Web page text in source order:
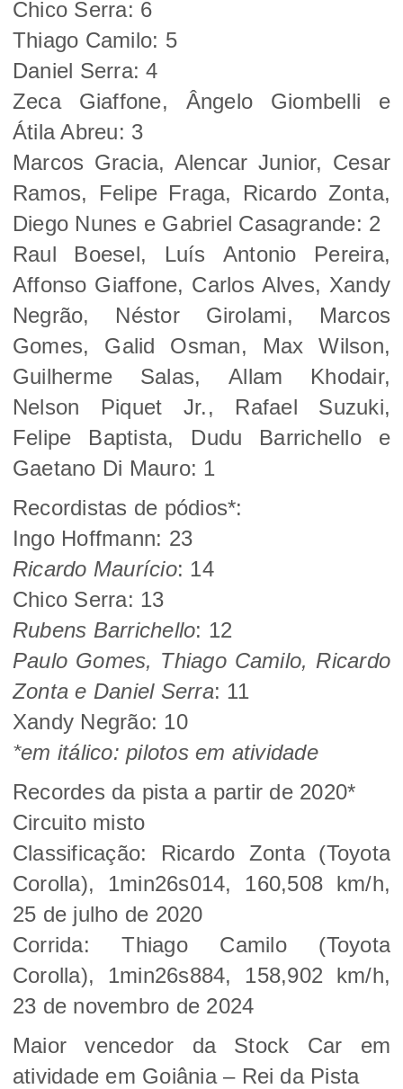
Chico Serra: 6
Thiago Camilo: 5
Daniel Serra: 4
Zeca Giaffone, Ângelo Giombelli e
Átila Abreu: 3
Marcos Gracia, Alencar Junior, Cesar
Ramos, Felipe Fraga, Ricardo Zonta,
Diego Nunes e Gabriel Casagrande: 2
Raul Boesel, Luís Antonio Pereira,
Affonso Giaffone, Carlos Alves, Xandy
Negrão, Néstor Girolami, Marcos
Gomes, Galid Osman, Max Wilson,
Guilherme Salas, Allam Khodair,
Nelson Piquet Jr., Rafael Suzuki,
Felipe Baptista, Dudu Barrichello e
Gaetano Di Mauro: 1
Recordistas de pódios*:
Ingo Hoffmann: 23
Ricardo Maurício: 14
Chico Serra: 13
Rubens Barrichello: 12
Paulo Gomes, Thiago Camilo, Ricardo
Zonta e Daniel Serra: 11
Xandy Negrão: 10
*em itálico: pilotos em atividade
Recordes da pista a partir de 2020*
Circuito misto
Classificação: Ricardo Zonta (Toyota
Corolla), 1min26s014, 160,508 km/h,
25 de julho de 2020
Corrida: Thiago Camilo (Toyota
Corolla), 1min26s884, 158,902 km/h,
23 de novembro de 2024
Maior vencedor da Stock Car em
atividade em Goiânia – Rei da Pista